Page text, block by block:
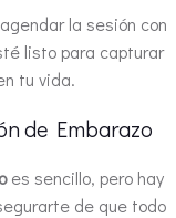
la sesión con
listo para capturar
tu vida.
de Embarazo
es sencillo, pero hay
de que todo